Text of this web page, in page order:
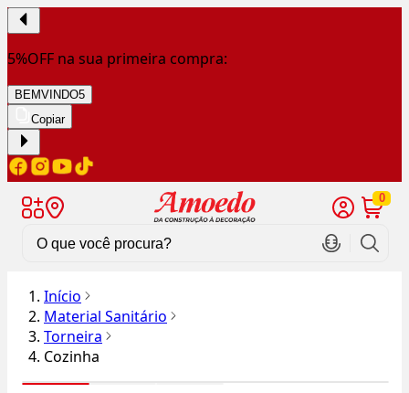
5%OFF na sua primeira compra:
BEMVINDO5
Copiar
0
Início
Material Sanitário
Torneira
Cozinha